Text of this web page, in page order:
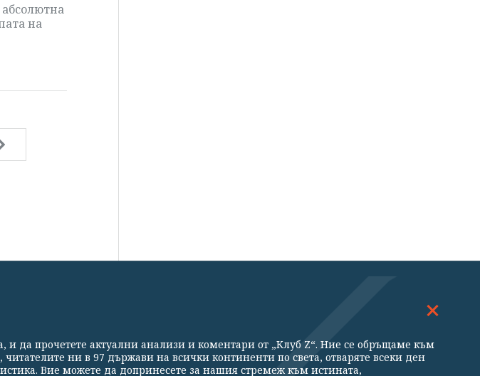
на
Z Екип Подкрепете ни
и да прочетете актуални анализи и коментари от „Клуб Z“. Ние се обръщаме към
ни в 97 държави на всички континенти по света, отваряте всеки ден
Вие можете да допринесете за нашия стремеж към истината,